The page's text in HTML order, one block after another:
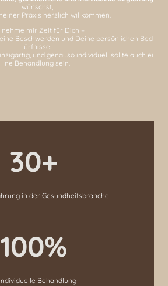
wünschst,
Praxis herzlich willkommen.
nehme mir Zeit für Dich –
Beschwerden und Deine persönlichen Bed
ürfnisse.
und genauso individuell sollte auch ei
ne Behandlung sein.
30+
in der Gesundheitsbranche
100%
Individuelle Behandlung